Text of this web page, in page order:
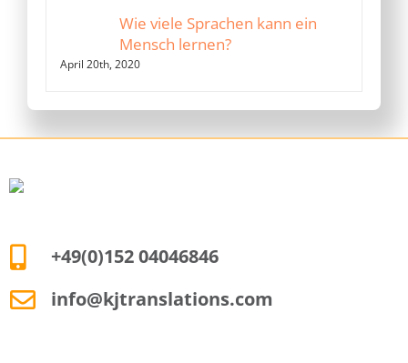
Wie viele Sprachen kann ein
Mensch lernen?
April 20th, 2020
+49(0)152 04046846
info@kjtranslations.com